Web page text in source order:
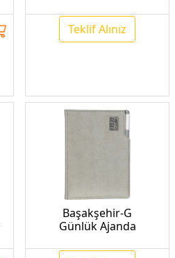
Teklif Alınız
Başakşehir-G
Günlük Ajanda